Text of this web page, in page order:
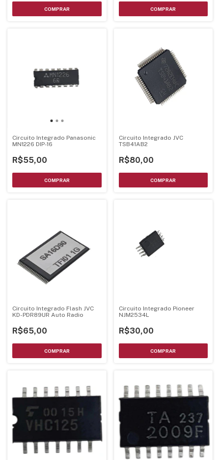
Circuito Integrado Panasonic
MN1226 DIP-16
R$55,00
Circuito Integrado JVC
TSB41AB2
R$80,00
Circuito Integrado Flash JVC
KD-PDR89UR Auto Radio
R$65,00
Circuito Integrado Pioneer
NJM2534L
R$30,00